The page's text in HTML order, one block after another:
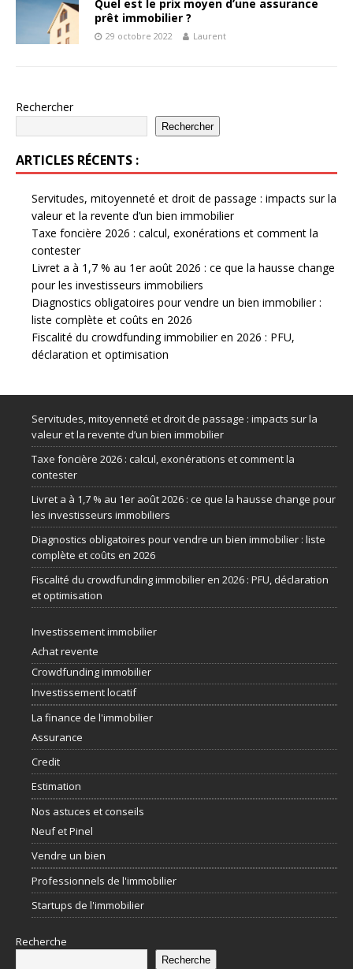
Quel est le prix moyen d’une assurance
prêt immobilier ?
29 octobre 2022 Laurent
Rechercher
Rechercher
ARTICLES RÉCENTS :
Servitudes, mitoyenneté et droit de passage : impacts sur la
valeur et la revente d’un bien immobilier
Taxe foncière 2026 : calcul, exonérations et comment la
contester
Livret a à 1,7 % au 1er août 2026 : ce que la hausse change
pour les investisseurs immobiliers
Diagnostics obligatoires pour vendre un bien immobilier :
liste complète et coûts en 2026
Fiscalité du crowdfunding immobilier en 2026 : PFU,
déclaration et optimisation
Servitudes, mitoyenneté et droit de passage : impacts sur la
valeur et la revente d’un bien immobilier
Taxe foncière 2026 : calcul, exonérations et comment la
contester
Livret a à 1,7 % au 1er août 2026 : ce que la hausse change pour
les investisseurs immobiliers
Diagnostics obligatoires pour vendre un bien immobilier : liste
complète et coûts en 2026
Fiscalité du crowdfunding immobilier en 2026 : PFU, déclaration
et optimisation
Investissement immobilier
Achat revente
Crowdfunding immobilier
Investissement locatif
La finance de l'immobilier
Assurance
Credit
Estimation
Nos astuces et conseils
Neuf et Pinel
Vendre un bien
Professionnels de l'immobilier
Startups de l'immobilier
Recherche
Recherche